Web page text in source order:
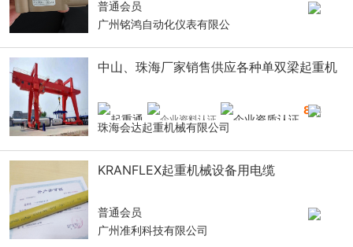
普通会员
广州铭鸿自动化仪表有限公
中山、珠海厂家销售供应各种单双梁起重机
8年
珠海会达起重机械有限公司
KRANFLEX起重机械设备用电缆
普通会员
广州准利科技有限公司